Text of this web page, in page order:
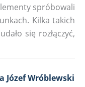
spróbowali
Kilka takich
się rozłączyć,
Józef Wróblewski